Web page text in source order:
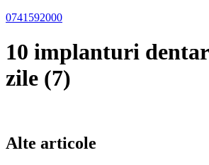
0741592000
10 implanturi
zile (7)
Alte articole